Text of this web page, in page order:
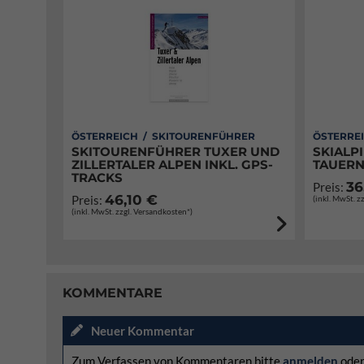
ÖSTERREICH / SKITOURENFÜHRER
SKITOURENFÜHRER TUXER UND
ZILLERTALER ALPEN INKL. GPS-
TRACKS
Preis: 46,10 €
(inkl. MwSt. zzgl. Versandkosten*)
Preis:
(inkl. MwSt.
KOMMENTARE
Neuer Kommentar
Zum Verfassen von Kommentaren bitte anmelden